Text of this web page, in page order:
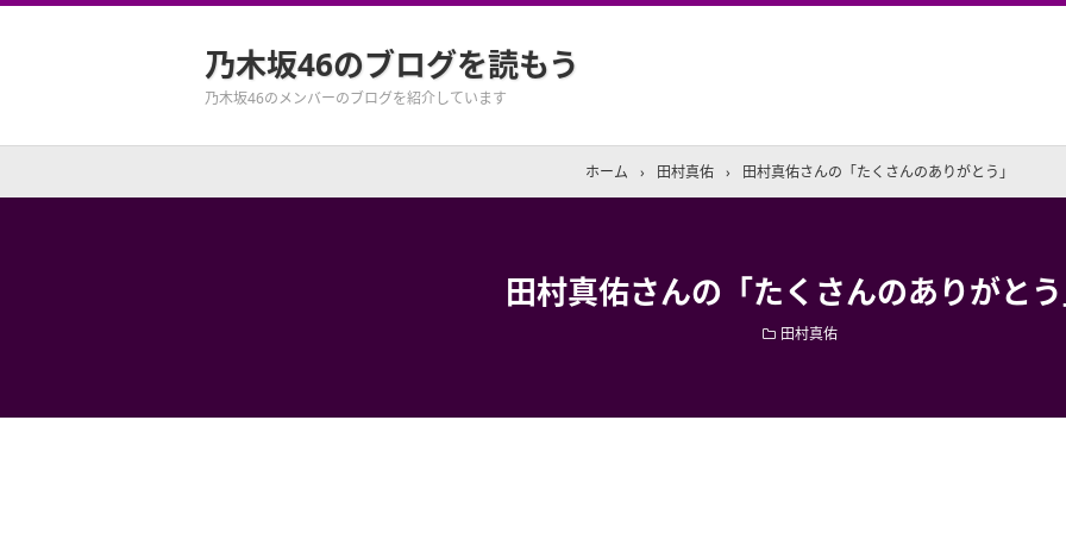
乃木坂46のブログを読もう
乃木坂46のメンバーのブログを紹介しています
ホーム › 田村真佑 › 田村真佑さんの「たくさんのありがとう」
田村真佑さんの「たくさんのありがと
田村真佑